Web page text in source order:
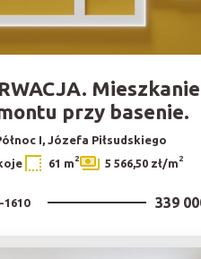
Mieszkanie
przy basenie.
I, Józefa Piłsudskiego
61 m2 5 566,50 zł/m2
1610 339